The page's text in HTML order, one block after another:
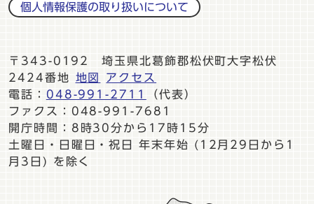
個人情報保護の取り扱いについて
〒343-0192 埼玉県北葛飾郡松伏町大字松伏
2424番地
地図
アクセス
電話： 048-991-2711
（代表）
ファクス：048-991-7681
開庁時間：8時30分から17時15分
土曜日・日曜日・祝日 年末年始 (12月29日から1
月3日) を除く